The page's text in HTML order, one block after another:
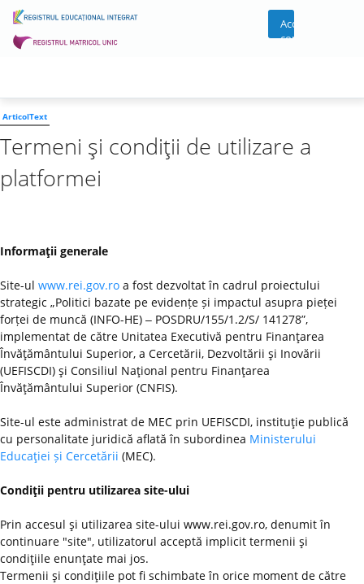
Acces
cont
ArticolText
Termeni şi condiţii de utilizare a
platformei
Informaţii generale
Site-ul www.rei.gov.ro a fost dezvoltat în cadrul proiectului
strategic „Politici bazate pe evidențe și impactul asupra pieței
forței de muncă (INFO-HE) ‒ POSDRU/155/1.2/S/ 141278”,
implementat de către Unitatea Executivă pentru Finanţarea
Învăţământului Superior, a Cercetării, Dezvoltării şi Inovării
(UEFISCDI) şi Consiliul Naţional pentru Finanţarea
Învăţământului Superior (CNFIS).
Site-ul este administrat de MEC prin UEFISCDI, instituţie publică
cu personalitate juridică aflată în subordinea Ministerului
Educaţiei și Cercetării (MEC).
Condiţii pentru utilizarea site-ului
Prin accesul şi utilizarea site-ului www.rei.gov.ro, denumit în
continuare "site", utilizatorul acceptă implicit termenii şi
condiţiile enunţate mai jos.
Termenii şi condiţiile pot fi schimbate în orice moment de către